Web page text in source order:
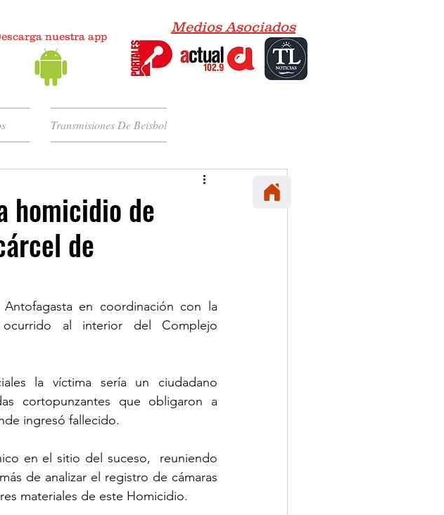
nuestra app
Medios Asociados
Transmisiones De Beisbol
homicidio de
de
en coordinación con la
al interior del Complejo
la víctima sería un ciudadano
cortopunzantes que obligaron a
ingresó fallecido.
en el sitio del suceso,  reuniendo
de analizar el registro de cámaras
materiales de este Homicidio.